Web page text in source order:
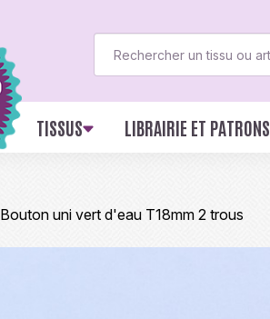
TISSUS LIBRAIRIE ET PATRONS
Bouton uni vert d'eau T18mm 2 trous